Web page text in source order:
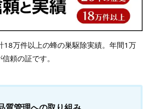
18万件以上の蜂の巣駆除実績。年間1万
頼の証です。